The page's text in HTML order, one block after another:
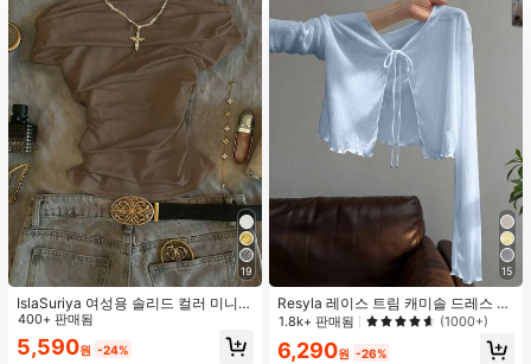
19
IslaSuriya 여성용 솔리드 컬러 미니멀
리스트 오프숄더 티셔츠, 캐주얼 일상
복
400+ 판매됨
5,590원 -24%
15
Resyla 레이스 트림 캐미솔 드레스 커
버업, 긴팔 니트 숄 경량 여름 자외선
1.8k+ 판매됨 (1000+)
6,290원 -26%